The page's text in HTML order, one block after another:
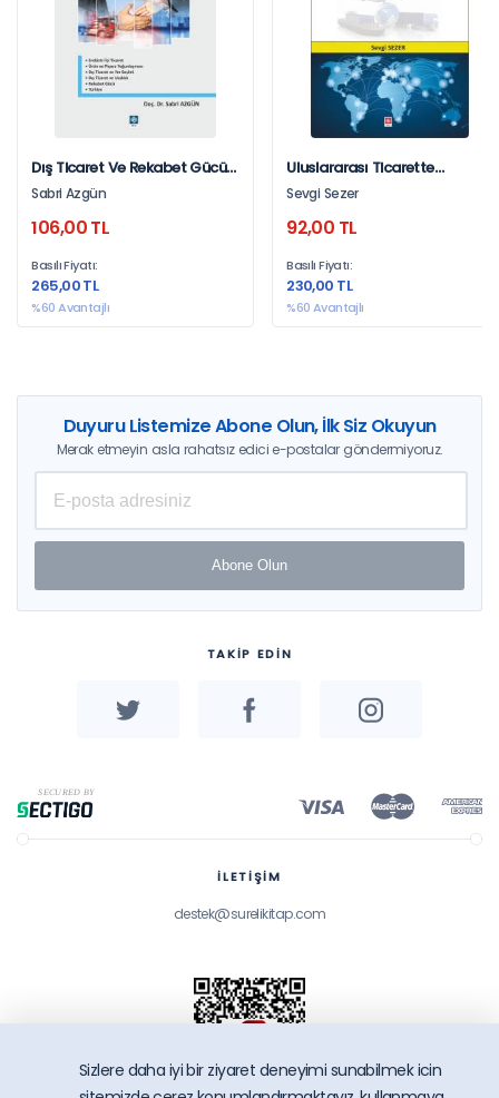
Dış Ticaret Ve Rekabet Gücü
Sabri Azgün
Sabri Azgün
106,00 TL
Basılı Fiyatı:
265,00 TL
%60 Avantajlı
Uluslararası Ticarette
Rekabet Stratejileri Sevgi
Sezer
Sevgi Sezer
92,00 TL
Basılı Fiyatı:
230,00 TL
%60 Avantajlı
Duyuru Listemize Abone Olun, İlk Siz Okuyun
Merak etmeyin asla rahatsız edici e-postalar göndermiyoruz.
Abone Olun
TAKİP EDİN
İLETİŞİM
destek@surelikitap.com
Sizlere daha iyi bir ziyaret deneyimi sunabilmek icin